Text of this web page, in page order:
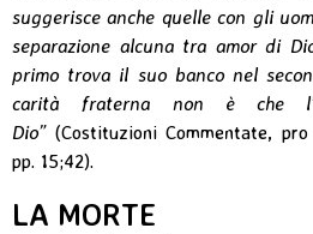
suggerisce anche quelle con gli
separazione alcuna tra amor di
primo trova il suo banco nel
carità fraterna non è che
Dio”(Costituzioni Commentate, pro
pp. 15;42).
LA MORTE